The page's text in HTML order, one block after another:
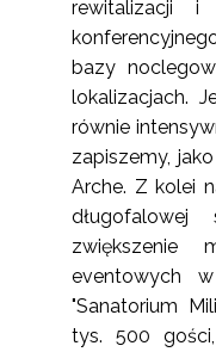
rewitalizacji i
bazy
lokalizacjach.
równie
zapiszemy,
Arche. Z kolei
zwiększenie
eventowych
"Sanatorium
tys. 500